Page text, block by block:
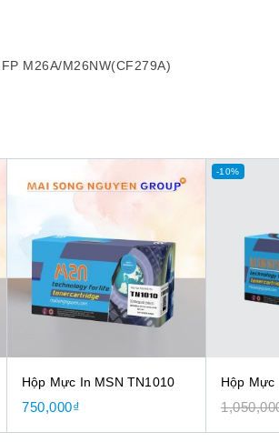
M26A/M26NW(CF279A)
Hộp Mực In MSN TN1010
750,000₫
-10%
Hộp Mực